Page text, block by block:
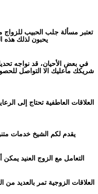
تعتبر مسألة جلب الحبيب
يحبون لذلك هذه
في بعض الأحيان، قد نواجه
شريكك ماعليك الا التواصل
العلاقات العاطفية تحتاج إلى
يقدم لكم الشيخ خدمات
التعامل مع الزوج العنيد
العلاقات الزوجية تمر بالعديد